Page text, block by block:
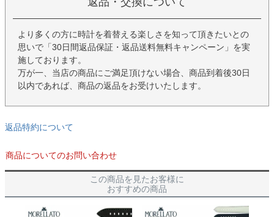
より多くの方に時計を着替える楽しさを知って頂きたいとの
思いで「30日間返品保証・返品送料無料キャンペーン」を実
施しております。
万が一、当店の商品にご満足頂けない場合、商品到着後30日
以内であれば、商品の返品をお受けいたします。
返品特約について
商品についてのお問い合わせ
この商品を見たお客様に
おすすめの商品